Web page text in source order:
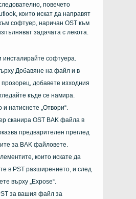
повечето
които искат да направят
софтуер, наричан OST към
задачата с лекота.
инсталирайте софтуера.
Добавяне на файл и в
прозорец, добавете изходния
къде се намира.
и натиснете „Отвори“.
сканира OST BAK файла в
предварителен преглед
за BAK файловете.
които искате да
в PST разширението, и след
върху „Expose“.
за вашия файл за